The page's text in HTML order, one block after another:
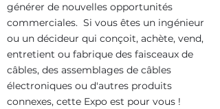
générer de nouvelles opportunités
commerciales. Si vous êtes un ingénieur
ou un décideur qui conçoit, achète, vend,
entretient ou fabrique des faisceaux de
câbles, des assemblages de câbles
électroniques ou d'autres produits
connexes, cette Expo est pour vous !